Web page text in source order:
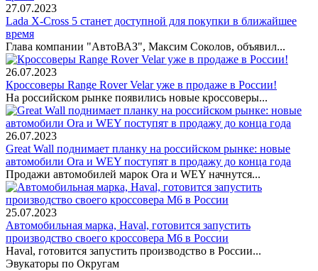
27.07.2023
Lada X-Cross 5 станет доступной для покупки в ближайшее
время
Глава компании "АвтоВАЗ", Максим Соколов, объявил...
26.07.2023
Кроссоверы Range Rover Velar уже в продаже в России!
На российском рынке появились новые кроссоверы...
26.07.2023
Great Wall поднимает планку на российском рынке: новые
автомобили Ora и WEY поступят в продажу до конца года
Продажи автомобилей марок Ora и WEY начнутся...
25.07.2023
Автомобильная марка, Haval, готовится запустить
производство своего кроссовера M6 в России
Haval, готовится запустить производство в России...
Эвукаторы по Округам